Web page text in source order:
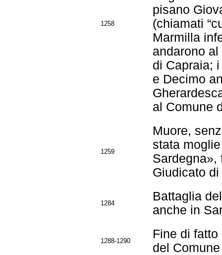
1258
pisano
(chiamati
Marmilla
andarono
di Capraia;
e Decimo
al Comune
1259
Muore,
stata
Sardegna»,
Giudicato di
1284
Battaglia
anche in
1288-1290
Fine di
del